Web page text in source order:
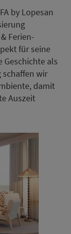
by Lopesan
Ferien-
für seine
Geschichte als
schaffen wir
damit
Auszeit